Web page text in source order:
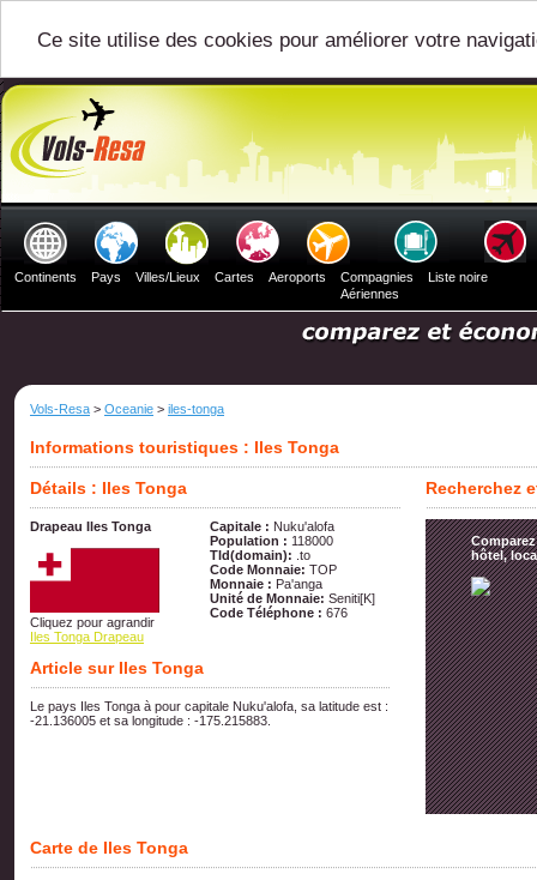
Ce site utilise des cookies pour améliorer votre
Continents Pays Villes/Lieux Cartes Aeroports
Compagnies
Aériennes
Liste noire
Vols-Resa > Oceanie > iles-tonga
Informations touristiques : Iles Tonga
Détails : Iles Tonga
Drapeau Iles Tonga
Cliquez pour agrandir
Iles Tonga Drapeau
Capitale : Nuku'alofa
Population : 118000
Tld(domain): .to
Code Monnaie: TOP
Monnaie : Pa'anga
Unité de Monnaie: Seniti[K]
Code Téléphone : 676
Article sur Iles Tonga
Le pays Iles Tonga à pour capitale Nuku'alofa, sa latitude est :
-21.136005 et sa longitude : -175.215883.
Recherchez
hôtel,
Carte de Iles Tonga